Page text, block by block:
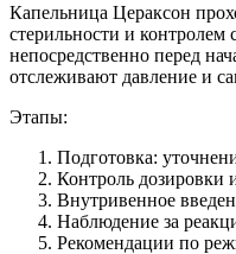
Капельница Цераксон
стерильности и контролем
непосредственно перед
отслеживают давление и
Этапы:
Подготовка:
Контроль дозировки
Внутривенное
Наблюдение за
Рекомендации по